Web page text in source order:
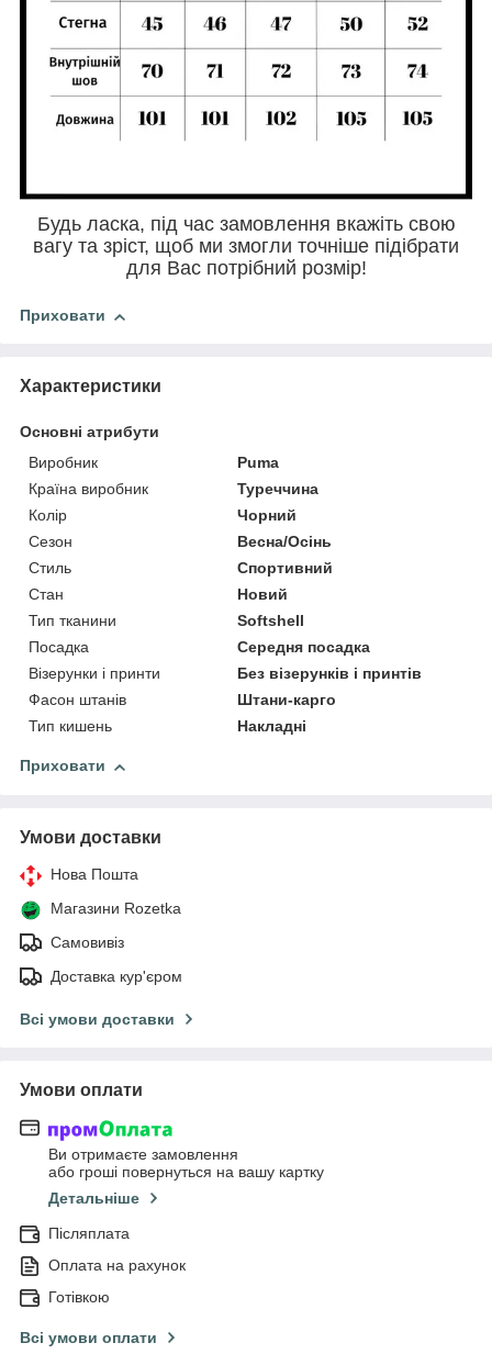
Будь ласка, під час замовлення вкажіть свою
вагу та зріст, щоб ми змогли точніше підібрати
для Вас потрібний розмір!
Приховати
Характеристики
Основні атрибути
Виробник
Puma
Країна виробник
Туреччина
Колір
Чорний
Сезон
Весна/Осінь
Стиль
Спортивний
Стан
Новий
Тип тканини
Softshell
Посадка
Середня посадка
Візерунки і принти
Без візерунків і принтів
Фасон штанів
Штани-карго
Тип кишень
Накладні
Приховати
Умови доставки
Нова Пошта
Магазини Rozetka
Самовивіз
Доставка кур'єром
Всі умови доставки
Умови оплати
Ви отримаєте замовлення
або гроші повернуться на вашу картку
Детальніше
Післяплата
Оплата на рахунок
Готівкою
Всі умови оплати